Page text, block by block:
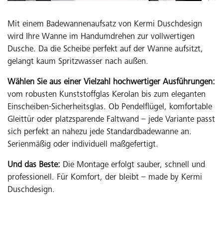
Mit einem Badewannenaufsatz von Kermi Duschdesign
wird Ihre Wanne im Handumdrehen zur vollwertigen
Dusche. Da die Scheibe perfekt auf der Wanne aufsitzt,
gelangt kaum Spritzwasser nach außen.
Wählen Sie aus einer Vielzahl hochwertiger Ausführungen:
vom robusten Kunststoffglas Kerolan bis zum eleganten
Einscheiben-Sicherheitsglas. Ob Pendelflügel, komfortable
Gleittür oder platzsparende Faltwand – jede Variante passt
sich perfekt an nahezu jede Standardbadewanne an.
Serienmäßig oder individuell maßgefertigt.
Und das Beste: Die Montage erfolgt sauber, schnell und
professionell. Für Komfort, der bleibt – made by Kermi
Duschdesign.